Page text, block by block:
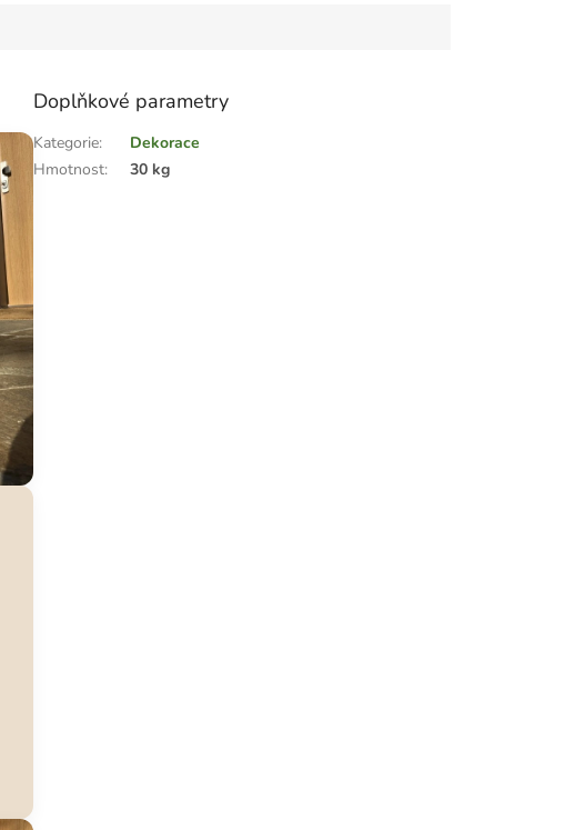
Doplňkové parametry
Kategorie:
Dekorace
Hmotnost: 30 kg